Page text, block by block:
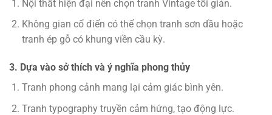
Nội thất hiện đại nên chọn tranh Vintage tối giản.
Không gian cổ điển có thể chọn tranh sơn dầu hoặc
tranh ép gỗ có khung viền cầu kỳ.
3. Dựa vào sở thích và ý nghĩa phong thủy
Tranh phong cảnh mang lại cảm giác bình yên.
Tranh typography truyền cảm hứng, tạo động lực.